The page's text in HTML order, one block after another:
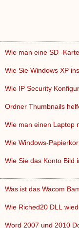
Wie man eine SD -
Wie Sie Windows XP
Wie IP Security
Wie man einen Laptop
Wie Windows-
Wie Sie das Konto Bild
Was ist das Wacom
Wie Riched20 DLL